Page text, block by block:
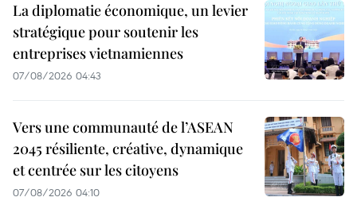
La diplomatie économique, un levier
stratégique pour soutenir les
entreprises vietnamiennes
07/08/2026 04:43
Vers une communauté de l’ASEAN
2045 résiliente, créative, dynamique
et centrée sur les citoyens
07/08/2026 04:10